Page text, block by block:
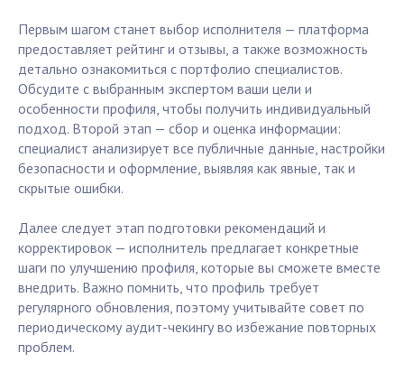
Первым шагом станет выбор исполнителя — платформа
предоставляет рейтинг и отзывы, а также возможность
детально ознакомиться с портфолио специалистов.
Обсудите с выбранным экспертом ваши цели и
особенности профиля, чтобы получить индивидуальный
подход. Второй этап — сбор и оценка информации:
специалист анализирует все публичные данные, настройки
безопасности и оформление, выявляя как явные, так и
скрытые ошибки.
Далее следует этап подготовки рекомендаций и
корректировок — исполнитель предлагает конкретные
шаги по улучшению профиля, которые вы сможете вместе
внедрить. Важно помнить, что профиль требует
регулярного обновления, поэтому учитывайте совет по
периодическому аудит-чекингу во избежание повторных
проблем.